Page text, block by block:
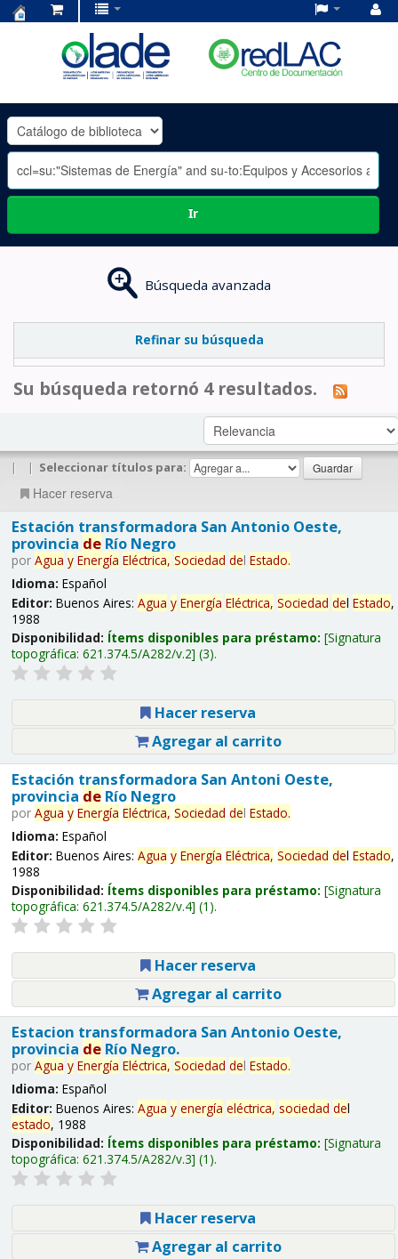
OLADE
-
Ir
Búsqueda avanzada
Refinar su búsqueda
Su búsqueda retornó 4 resultados.
| | Seleccionar títulos para:
Hacer reserva
Estación transformadora San Antonio Oeste,
provincia deRío Negro
por Agua y Energía Eléctrica, Sociedad del Estado.
Idioma: Español
Editor: Buenos Aires: Agua y Energía Eléctrica, Sociedad del Estado,
1988
Disponibilidad: Ítems disponibles para préstamo: Signatura
topográfica: 621.374.5/A282/v.2 (3).
Hacer reserva
Agregar al carrito
Estación transformadora San Antoni Oeste,
provincia deRío Negro
por Agua y Energía Eléctrica, Sociedad del Estado.
Idioma: Español
Editor: Buenos Aires: Agua y Energía Eléctrica, Sociedad del Estado,
1988
Disponibilidad: Ítems disponibles para préstamo: Signatura
topográfica: 621.374.5/A282/v.4 (1).
Hacer reserva
Agregar al carrito
Estacion transformadora San Antonio Oeste,
provincia deRío Negro.
por Agua y Energía Eléctrica, Sociedad del Estado.
Idioma: Español
Editor: Buenos Aires: Agua y energía eléctrica, sociedad del
estado, 1988
Disponibilidad: Ítems disponibles para préstamo: Signatura
topográfica: 621.374.5/A282/v.3 (1).
Hacer reserva
Agregar al carrito